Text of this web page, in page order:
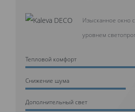
Изысканное окно
уровнем
Тепловой комфорт
Cнижение шума
Дополнительный свет